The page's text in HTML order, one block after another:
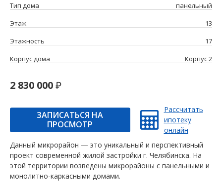
Тип дома
панельный
Этаж
13
Этажность
17
Корпус дома
Корпус 2
2 830 000
ЗАПИСАТЬСЯ НА
ПРОСМОТР
Рассчитать
ипотеку
онлайн
Данный микрорайон — это уникальный и перспективный
проект современной жилой застройки г. Челябинска. На
этой территории возведены микрорайоны с панельными и
монолитно-каркасными домами.